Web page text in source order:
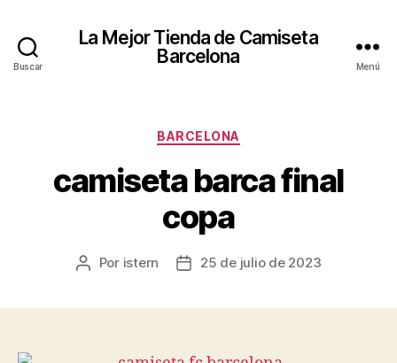
Buscar
La Mejor Tienda de Camiseta
Barcelona
Menú
Categorías
BARCELONA
camiseta barca final
copa
Autor
Por istern
Fecha25 de julio de 2023